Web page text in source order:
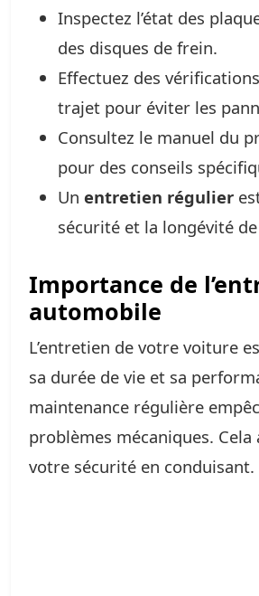
Inspectez l’état des
des disques de frein.
Effectuez des
trajet pour éviter les
Consultez le manuel du
pour des conseils
Un entretien régulier
sécurité et la longévité
Importance de
automobile
L’entretien de votre voiture
sa durée de vie et sa
maintenance régulière
problèmes mécaniques. Cela
votre sécurité en conduisant.